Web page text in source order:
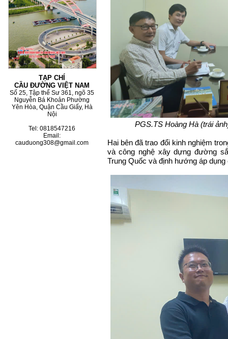
TẠP CHÍ
CẦU ĐƯỜNG VIỆT NAM
Số 25, Tập thể Sư 361, ngõ 35
Nguyễn Bá Khoản Phường
Yên Hòa, Quận Cầu Giấy, Hà
Nội
Tel: 0818547216
Email:
cauduong308@gmail.com
PGS.TS Hoàng Hà (trái
Hai bên đã trao đổi kinh nghiệm
và công nghệ xây dựng đường
Trung Quốc và định hướng áp dụng